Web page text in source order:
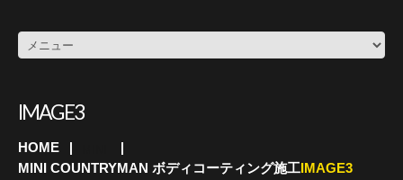
IMAGE3
HOME
MINI COUNTRYMAN ボディコーティング施工IMAGE3